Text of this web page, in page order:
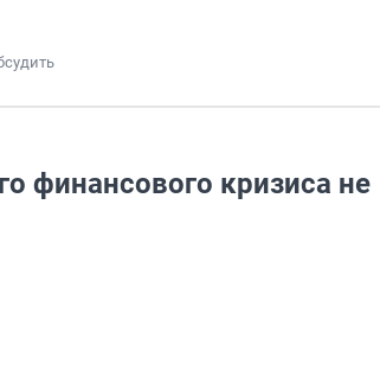
финансового кризиса не